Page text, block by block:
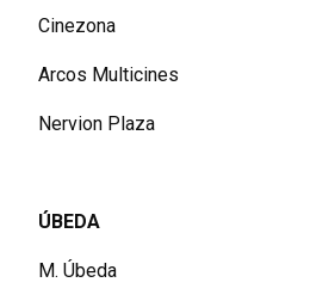
Cinezona
Arcos Multicines
Nervion Plaza
ÚBEDA
M. Úbeda